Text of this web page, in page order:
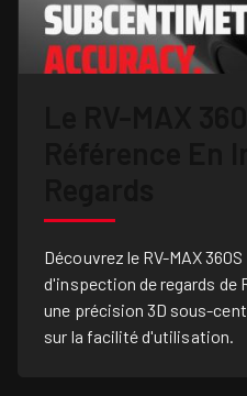
Découvrez le RV-MAX
d'inspection de regards de
une précision 3D sous-
sur la facilité d'utilisation.